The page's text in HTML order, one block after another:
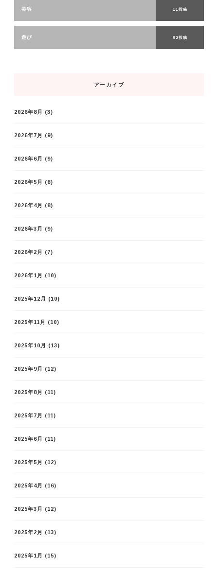
美容 11投稿
遊び 92投稿
アーカイブ
2026年8月 (3)
2026年7月 (9)
2026年6月 (9)
2026年5月 (8)
2026年4月 (8)
2026年3月 (9)
2026年2月 (7)
2026年1月 (10)
2025年12月 (10)
2025年11月 (10)
2025年10月 (13)
2025年9月 (12)
2025年8月 (11)
2025年7月 (11)
2025年6月 (11)
2025年5月 (12)
2025年4月 (16)
2025年3月 (12)
2025年2月 (13)
2025年1月 (15)